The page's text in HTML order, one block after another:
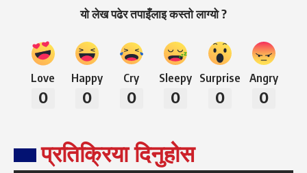
यो लेख पढेर तपाइँलाइ कस्तो लाग्यो ?
Love
0
Happy
0
Cry
0
Sleepy
0
Surprise
0
Angry
0
प्रतिक्रिया दिनुहोस